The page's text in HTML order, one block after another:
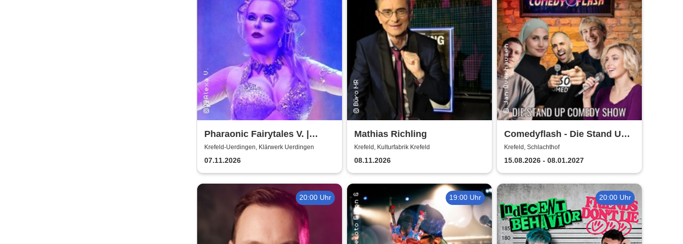
Pharaonic Fairytales V. |
Modern Bellydance-
Tanzrevue
Krefeld-Uerdingen, Klärwerk Uerdingen
07.11.2026
Mathias Richling
Krefeld, Kulturfabrik Krefeld
08.11.2026
Comedyflash - Die Stand Up
Comedy Show in Krefeld
Krefeld, Schlachthof
15.08.2026 - 08.01.2027
20:00 Uhr 19:00 Uhr 20:00 Uhr